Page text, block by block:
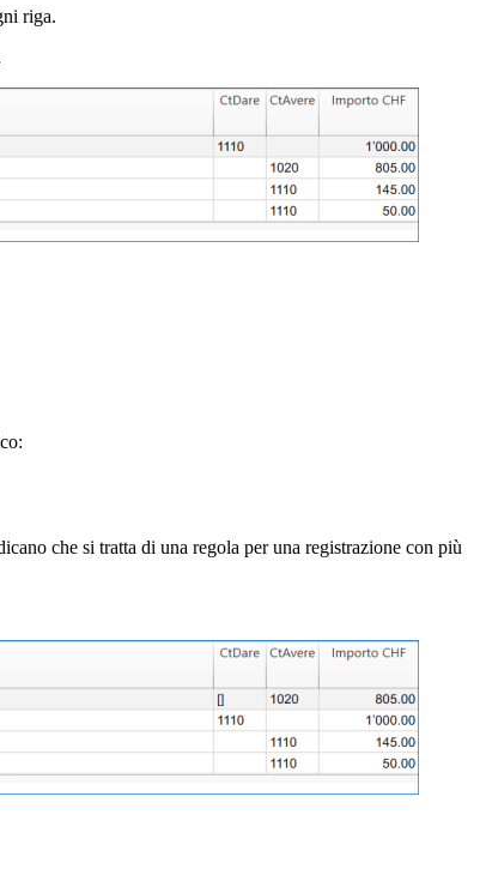
riga.
che si tratta di una regola per una registrazione con più